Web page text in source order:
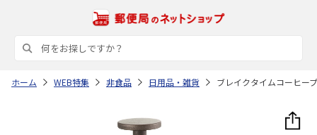
ホーム WEB特集 非食品 日用品・雑貨 ブレイクタイムコーヒー